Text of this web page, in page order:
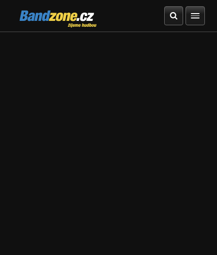
Bandzone.cz
žijeme hudbou